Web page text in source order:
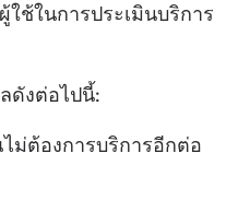
ใช้ในการประเมินบริการ
ดังต่อไปนี้:
ต้องการบริการอีกต่อ